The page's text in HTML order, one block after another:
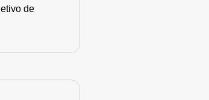
de